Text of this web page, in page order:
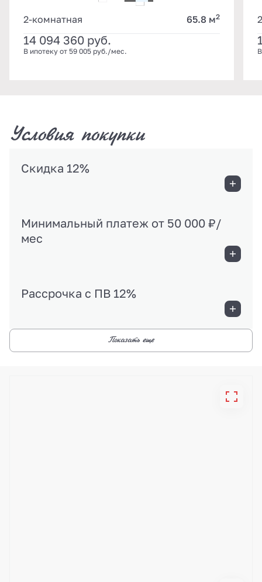
2-комнатная 65.8 м2
14 094 360 руб.
В ипотеку от 59 005 руб./мес.
Условия покупки
Скидка 12%
Минимальный платеж от 50 000 ₽/
мес
Рассрочка с ПВ 12%
Показать еще